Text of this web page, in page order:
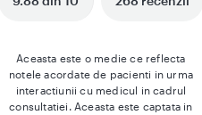
Aceasta este o medie ce reflecta
notele acordate de pacienti in urma
interactiunii cu medicul in cadrul
consultatiei. Aceasta este captata in